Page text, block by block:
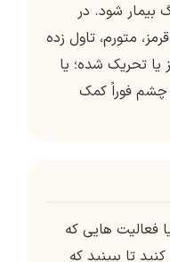
بیمار شود. در
متورم، تاول زده
تحریک شده؛ یا
چشم فوراً کمک
فعالیت هایی که
تا ببینید که